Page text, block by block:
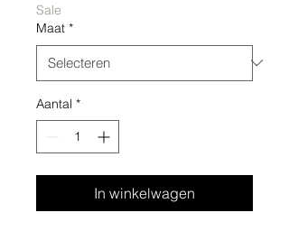
Sale
Maat *
Aantal *
In winkelwagen